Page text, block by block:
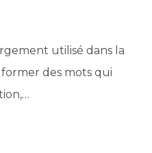
utilisé dans la
des mots qui